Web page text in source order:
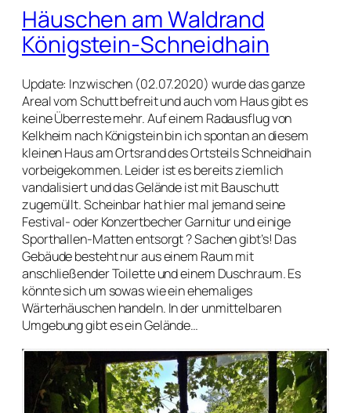
Häuschen am Waldrand
Königstein-Schneidhain
Update: Inzwischen (02.07.2020) wurde das ganze
Areal vom Schutt befreit und auch vom Haus gibt es
keine Überreste mehr. Auf einem Radausflug von
Kelkheim nach Königstein bin ich spontan an diesem
kleinen Haus am Ortsrand des Ortsteils Schneidhain
vorbeigekommen. Leider ist es bereits ziemlich
vandalisiert und das Gelände ist mit Bauschutt
zugemüllt. Scheinbar hat hier mal jemand seine
Festival- oder Konzertbecher Garnitur und einige
Sporthallen-Matten entsorgt ? Sachen gibt’s! Das
Gebäude besteht nur aus einem Raum mit
anschließender Toilette und einem Duschraum. Es
könnte sich um sowas wie ein ehemaliges
Wärterhäuschen handeln. In der unmittelbaren
Umgebung gibt es ein Gelände…